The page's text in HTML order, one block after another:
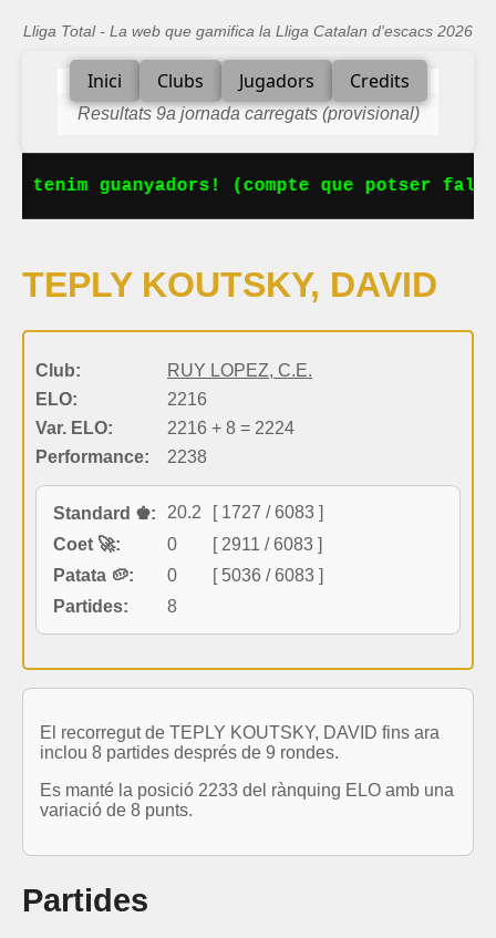
Lliga Total - La web que gamifica la Lliga Catalan d'escacs 2026
Inici Clubs Jugadors Credits
Resultats 9a jornada carregats (provisional)
tenim guanyadors! (compte que potser
TEPLY KOUTSKY, DAVID
Club:
RUY LOPEZ, C.E.
ELO:
2216
Var. ELO:
2216 + 8 = 2224
Performance:
2238
Standard ♚: 20.2
[ 1727 / 6083 ]
Coet 🚀:
0
[ 2911 / 6083 ]
Patata 🥔:
0
[ 5036 / 6083 ]
Partides:
8
El recorregut de TEPLY KOUTSKY, DAVID fins ara
inclou 8 partides després de 9 rondes.
Es manté la posició 2233 del rànquing ELO amb una
variació de 8 punts.
Partides